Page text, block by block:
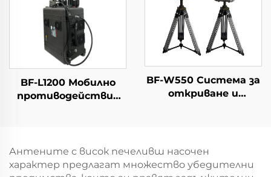
BF-L1200 Мобилно
противодействие
BF-W550 Система за
откриване и
Антените с висок печеливш насочен
характер предлагат множество убедителни